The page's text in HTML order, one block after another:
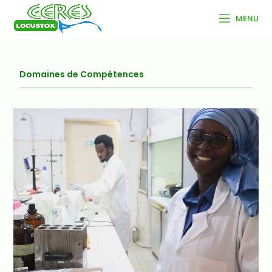
MENU
Domaines de Compétences